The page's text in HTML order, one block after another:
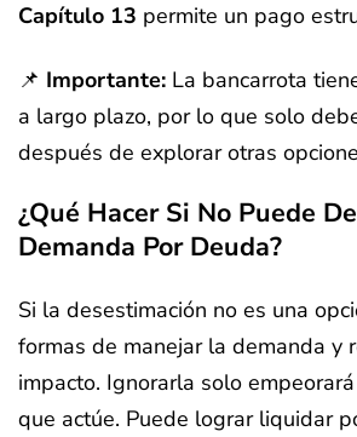
Capítulo 13 permite un pago
📌 Importante: La bancarrota
a largo plazo, por lo que solo
después de explorar otras
¿Qué Hacer Si No Puede
Demanda Por Deuda?
Si la desestimación no es una
formas de manejar la demanda y
impacto. Ignorarla solo
que actúe. Puede lograr liquidar